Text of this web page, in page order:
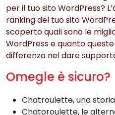
per il tuo sito WordPress?
ranking del tuo sito
scoperto quali sono le
WordPress e quanto
differenza nel dare
Omegle è sicuro?
Chatroulette, una storia
Chatoroulette, le